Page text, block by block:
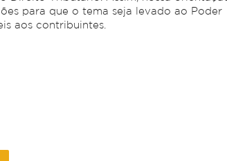
para que o tema seja levado ao Poder
aos contribuintes.